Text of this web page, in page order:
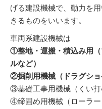
げる建設機械で、動力を
きるものをいいます。
車両系建設機械は
①整地・運搬・積込み用
ルなど）
②掘削用機械（ドラグショ
③基礎工事用機械（くい打
④締固め用機械（ローラー